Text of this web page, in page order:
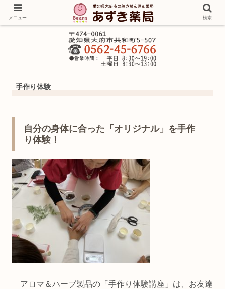
手作り体験
自分の身体に合った「オリジナル」を手作
り体験！
アロマ＆ハーブ製品の「手作り体験講座」は、お友達
メニュー 検索